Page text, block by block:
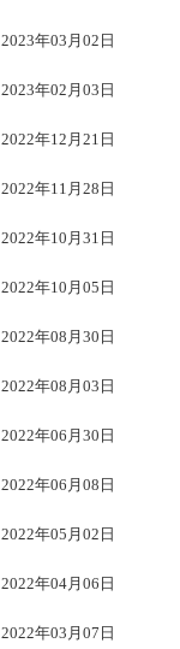
2023年03月02日
2023年02月03日
2022年12月21日
2022年11月28日
2022年10月31日
2022年10月05日
2022年08月30日
2022年08月03日
2022年06月30日
2022年06月08日
2022年05月02日
2022年04月06日
2022年03月07日